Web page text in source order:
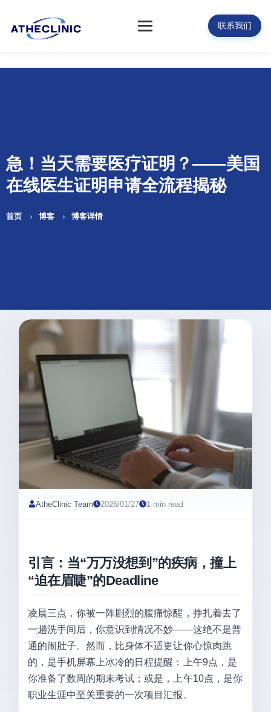
联系我们
急！当天需要医疗证明？——美国
在线医生证明申请全流程揭秘
首页 博客 博客详情
AtheClinic Team 2026/01/27 1 min read
引言：当“万万没想到”的疾病，撞上
“迫在眉睫”的Deadline
凌晨三点，你被一阵剧烈的腹痛惊醒，挣扎着去了
一趟洗手间后，你意识到情况不妙——这绝不是普
通的闹肚子。然而，比身体不适更让你心惊肉跳
的，是手机屏幕上冰冷的日程提醒：上午9点，是
你准备了数周的期末考试；或是，上午10点，是你
职业生涯中至关重要的一次项目汇报。